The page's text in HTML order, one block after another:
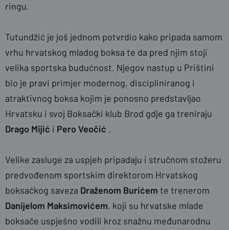
ringu.
Tutundžić je još jednom potvrdio kako pripada samom
vrhu hrvatskog mladog boksa te da pred njim stoji
velika sportska budućnost. Njegov nastup u Prištini
bio je pravi primjer modernog, discipliniranog i
atraktivnog boksa kojim je ponosno predstavljao
Hrvatsku i svoj Boksački klub Brod gdje ga treniraju
Drago Mijić i Pero Veočić .
Velike zasluge za uspjeh pripadaju i stručnom stožeru
predvođenom sportskim direktorom Hrvatskog
boksačkog saveza Draženom Burićem te trenerom
Danijelom Maksimovićem, koji su hrvatske mlade
boksače uspješno vodili kroz snažnu međunarodnu